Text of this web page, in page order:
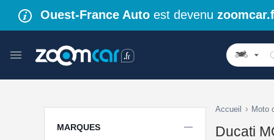
Ouest-France Auto est devenu
Accueil Moto
Ducati
MARQUES 